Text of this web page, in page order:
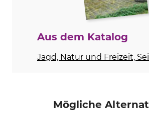
Aus dem Katalog
Jagd, Natur und Freizeit,
Mögliche